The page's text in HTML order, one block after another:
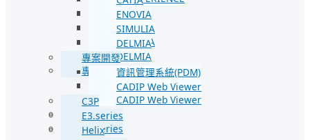
CATIA
ENOVIA
SIMULIA
DELMIA
專案開發
資訊管理系統(PDM)
CADIP Web Viewer
C3P
E3.series
ENOVIA
SIMULIA
DELMIA
專案開發
資訊管理系統(PDM)
CADIP Web Viewer
C3P
E3.series
Helix